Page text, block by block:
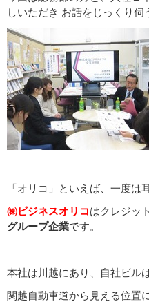
しいただき お話をじっくり伺
「オリコ」といえば、一度は
㈱ビジネスオリコはクレジッ
グループ企業です。
本社は川越にあり、自社ビル
関越自動車道から見える位置